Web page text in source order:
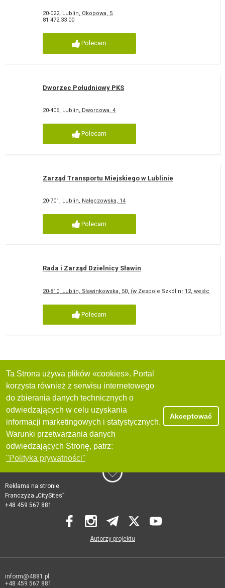
20-022, Lublin, Okopowa, 5
81 472 33 00
Polecam
Dworzec Południowy PKS
20-406, Lublin, Dworcowa, 4
Polecam
Zarząd Transportu Miejskiego w Lublinie
20-701, Lublin, Nałęczowska, 14
Polecam
Rada i Zarząd Dzielnicy Sławin
20-810, Lublin, Sławinkowska, 50, (w Zespole Szkół nr 12, wejście od
Polecam
Ta Strona używa plików «cookies». Portal
korzysta również z serwisu internetowego
do zbierania danych technicznych o
odwiedzających w celu uzyskania
informacji marketingowych i statystycznych.
Warunki przetwarzania danych
odwiedzających Stronę, patrz:
"Polityka prywatności"
Akceptować
Reklama na stronie
Franczyza „CitySites”
+48 459 567 881
Autorzy projektu
inform@4881.pl
+48 459 567 881